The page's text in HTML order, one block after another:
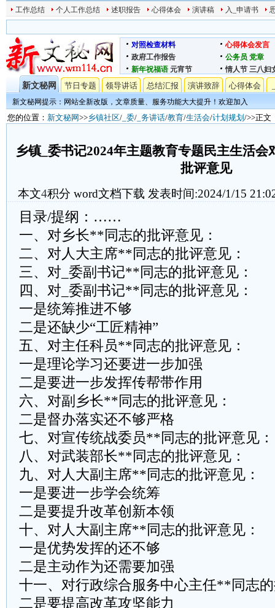
工作总结 个人工作总结 述职报告 心得体会 演讲稿 入_申请书
对照检查材料
心得体会发言
政府工作报告
公务员 党章
新年祝福语 元宵节 情人节 三八妇
新文秘网 节日专题 领导讲话 总结汇报 演讲致辞 心得体会
新文秘网提示：网站全新改版，文章质量、服务功能大大提升！欢迎加入
您的位置： 新文秘网>>乡镇社区/ _委/ _务讲话/教育/生活会/计划规划 />>正文
乡镇_委书记2024年主题教育专题民主生活
批评意见
本文4积分 word文档下载 发表时间:2024/1/15
目录/提纲：……
一、对乡长**同志的批评意见：
二、对人大主席**同志的批评意见：
三、对_委副书记**同志的批评意见：
四、对_委副书记**同志的批评意见：
一是统筹推进不够
二是还缺少“工匠精神”
五、对主任科员**同志的批评意见：
一是理论学习还要进一步加强
二是要进一步发挥传帮带作用
六、对副乡长**同志的批评意见：
二是督办落实还不够严格
七、对宣传统战委员**同志的批评意见：
八、对武装部长**同志的批评意见：
九、对人大副主席**同志的批评意见：
一是要进一步学会统筹
二是要提升改革创新本领
十、对人大副主席**同志的批评意见：
一是优势发挥的还不够
二是主动作为还需要加强
十一、对行政综合服务中心主任**同志
二是要提高改革攻坚能力